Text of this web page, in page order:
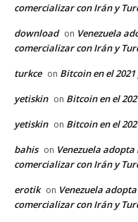
comercializar con Irán y
download on Venezuela
comercializar con Irán y
turkce on Bitcoin en el
yetiskin on Bitcoin en el
yetiskin on Bitcoin en el
bahis on Venezuela
comercializar con Irán y
erotik on Venezuela
comercializar con Irán y